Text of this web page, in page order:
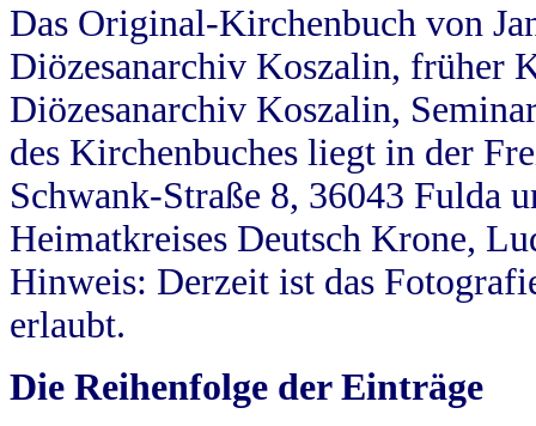
Das Original-Kirchenbuch von
Diözesanarchiv Koszalin, früher
Diözesanarchiv Koszalin,
des Kirchenbuches liegt in der
Schwank-Straße 8, 36043 Fulda
Heimatkreises Deutsch Krone,
Hinweis: Derzeit ist das
erlaubt.
Die Reihenfolge der Einträge